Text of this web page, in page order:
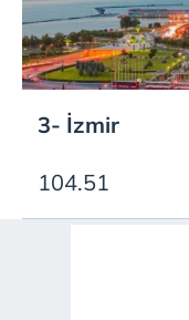
3- İzmir
104.51